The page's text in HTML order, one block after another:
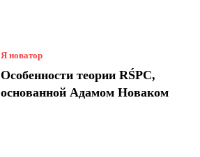
Я новатор
Особенности теории RŚPC,
основанной Адамом Новаком